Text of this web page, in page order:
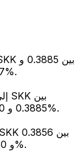
0.3917. كان المتوسط 0.3909 مع تقلبات 0.37%.
0.3885 و 0.3940. كان المتوسط 0.3913 مع تقلبات 0.38%.
و 0.3940. كان المتوسط 0.3900 مع تقلبات 0.35%.